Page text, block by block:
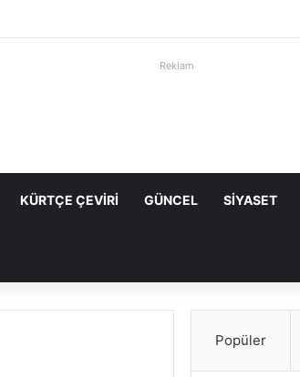
Reklam
KÜRTÇE ÇEVIRI GÜNCEL SIYASET
Popüler